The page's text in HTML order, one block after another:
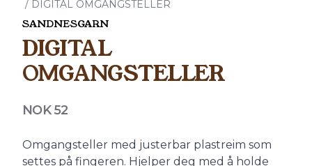
/ DIGITAL OMGANGSTELLER
SANDNESGARN
DIGITAL
OMGANGSTELLER
Produktdetaljer
NOK 52
Description
Omgangsteller med justerbar plastreim som
settes på fingeren. Hjelper deg med å holde